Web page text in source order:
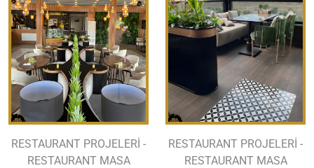
RESTAURANT PROJELERİ -
RESTAURANT MASA
RESTAURANT PROJELERİ -
RESTAURANT MASA